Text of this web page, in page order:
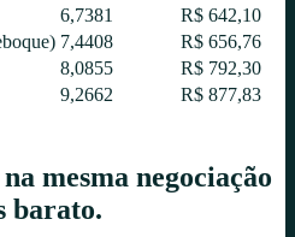
6,7381
R$ 642,10
7,4408
R$ 656,76
8,0855
R$ 792,30
9,2662 R$ 877,83
mesma negociação
barato.